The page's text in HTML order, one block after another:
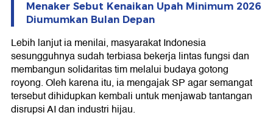
Menaker Sebut Kenaikan Upah Minimum 2026
Diumumkan Bulan Depan
Lebih lanjut ia menilai, masyarakat Indonesia
sesungguhnya sudah terbiasa bekerja lintas fungsi dan
membangun solidaritas tim melalui budaya gotong
royong. Oleh karena itu, ia mengajak SP agar semangat
tersebut dihidupkan kembali untuk menjawab tantangan
disrupsi AI dan industri hijau.